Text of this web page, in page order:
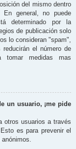
del mismo dentro
En general, no puede
determinado por la
de publicación solo
lo consideran "spam",
reducirán el número de
tomar medidas mas
un usuario, ¡me pide
otros usuarios a través
es para prevenir el